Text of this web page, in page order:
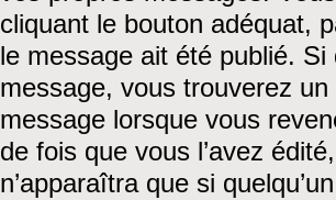
cliquant le bouton adéquat,
le message ait été publié. Si
message, vous trouverez
message lorsque vous
de fois que vous l’avez
n’apparaîtra que si